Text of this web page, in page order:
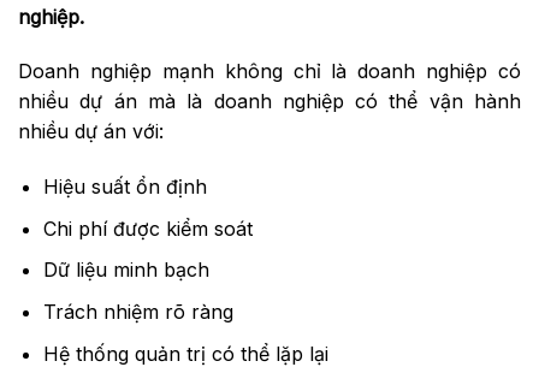
nghiệp.
Doanh nghiệp mạnh không chỉ là doanh nghiệp có
nhiều dự án mà là doanh nghiệp có thể vận hành
nhiều dự án với:
Hiệu suất ổn định
Chi phí được kiểm soát
Dữ liệu minh bạch
Trách nhiệm rõ ràng
Hệ thống quản trị có thể lặp lại